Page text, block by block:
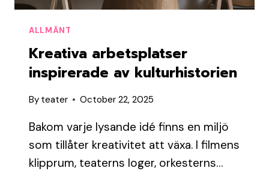
ALLMÄNT
Kreativa arbetsplatser
inspirerade av kulturhistorien
By teater October 22, 2025
Bakom varje lysande idé finns en miljö
som tillåter kreativitet att växa. I filmens
klipprum, teaterns loger, orkesterns…